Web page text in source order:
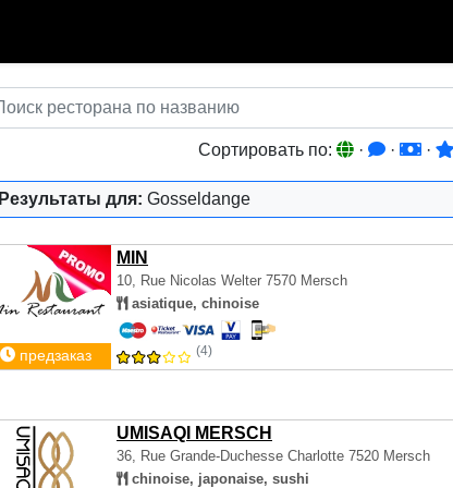
Сортировать по: · · ·
Результаты для: Gosseldange
MIN
10, Rue Nicolas Welter 7570 Mersch
asiatique, chinoise
предзаказ (4)
UMISAQI MERSCH
36, Rue Grande-Duchesse Charlotte 7520 Mersch
chinoise, japonaise, sushi